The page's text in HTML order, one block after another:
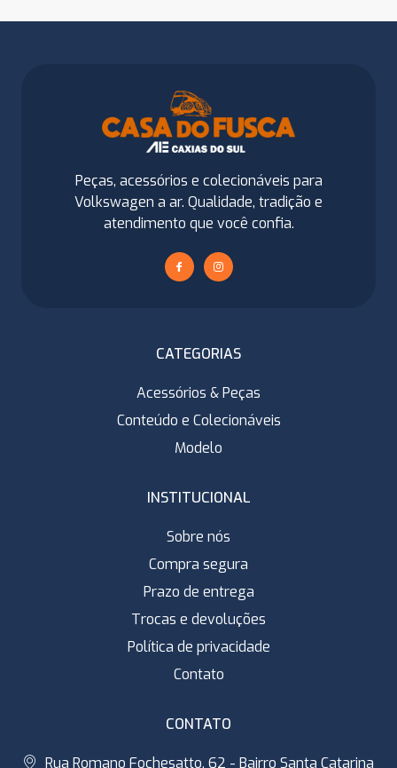
Peças, acessórios e colecionáveis para
Volkswagen a ar. Qualidade, tradição e
atendimento que você confia.
CATEGORIAS
Acessórios & Peças
Conteúdo e Colecionáveis
Modelo
INSTITUCIONAL
Sobre nós
Compra segura
Prazo de entrega
Trocas e devoluções
Política de privacidade
Contato
CONTATO
Rua Romano Fochesatto, 62 - Bairro Santa Catarina